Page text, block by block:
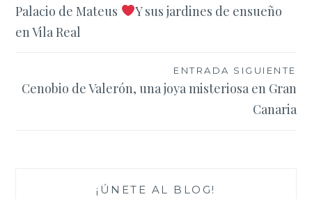
de
Palacio de Mateus
Y sus jardines de ensueño
en Vila Real
ENTRADA SIGUIENTE
Cenobio de Valerón, una joya misteriosa en Gran
Canaria
¡ÚNETE AL BLOG!